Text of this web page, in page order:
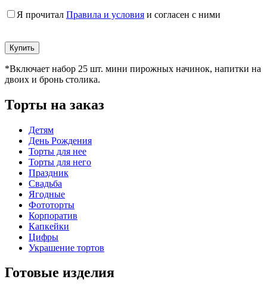
Я прочитал Правила и условия и согласен с ними
*Включает набор 25 шт. мини пирожных начинок, напитки на
двоих и бронь столика.
Торты на заказ
Детям
День Рождения
Торты для нее
Торты для него
Праздник
Свадьба
Ягодные
Фототорты
Корпоратив
Капкейки
Цифры
Украшение тортов
Готовые изделия